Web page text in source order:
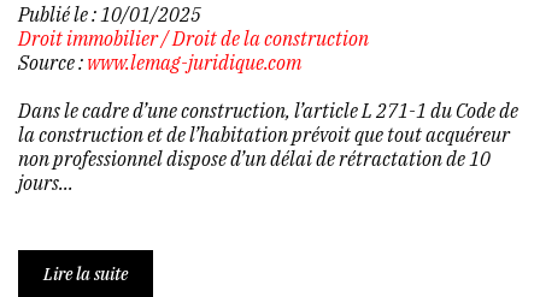
Publié le : 10/01/2025
Droit immobilier/Droit de la construction
Source : www.lemag-juridique.com
Dans le cadre d’une construction, l’article L 271-1 du Code de
la construction et de l’habitation prévoit que tout acquéreur
non professionnel dispose d’un délai de rétractation de 10
jours...
Lire la suite